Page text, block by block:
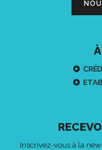
Inscrivez-vous à la